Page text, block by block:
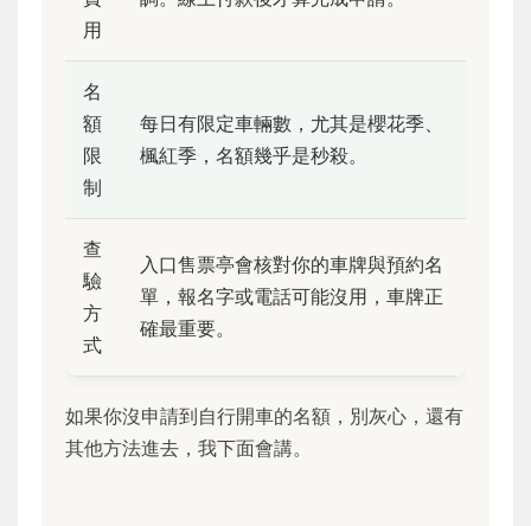
用
名
額
限
制
每日有限定車輛數，尤其是櫻花季、
楓紅季，名額幾乎是秒殺。
查
驗
方
式
入口售票亭會核對你的車牌與預約名
單，報名字或電話可能沒用，車牌正
確最重要。
如果你沒申請到自行開車的名額，別灰心，還有
其他方法進去，我下面會講。